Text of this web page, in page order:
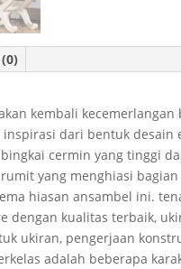
kembali kecemerlangan
dari bentuk desain
cermin yang tinggi
yang menghiasi
hiasan ansambel ini.
kualitas terbaik,
ukiran, pengerjaan
adalah beberapa